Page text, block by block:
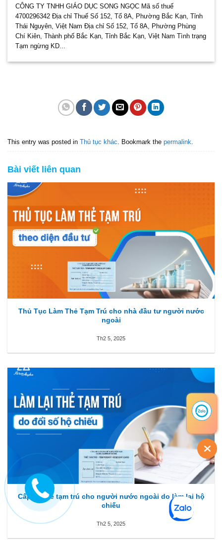
CÔNG TY TNHH GIÁO DỤC SONG NGỌC Mã số thuế
4700296342 Địa chỉ Thuế Số 152, Tổ 8A, Phường Bắc Kạn, Tỉnh
Thái Nguyên, Việt Nam Địa chỉ Số 152, Tổ 8A, Phường Phùng
Chí Kiên, Thành phố Bắc Kạn, Tỉnh Bắc Kạn, Việt Nam Tình trạng
Tạm ngừng KD...
This entry was posted in Thủ tục khác. Bookmark the permalink.
Bài viết liên quan
Thủ Tục Làm Thẻ Tạm Trú cho nhà đầu tư người nước
ngoài
Th2 5, 2025
Cấp lại thẻ tạm trú cho người nước ngoài do làm lại hộ
chiếu
Th2 5, 2025